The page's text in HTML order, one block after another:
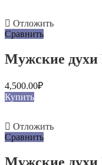
Отложить
Сравнить
Мужские духи
4,500.00₽
Купить
Отложить
Сравнить